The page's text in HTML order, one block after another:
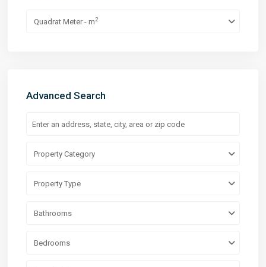
Quadrat Meter - m2
Advanced Search
Property Category
Property Type
Bathrooms
Bedrooms